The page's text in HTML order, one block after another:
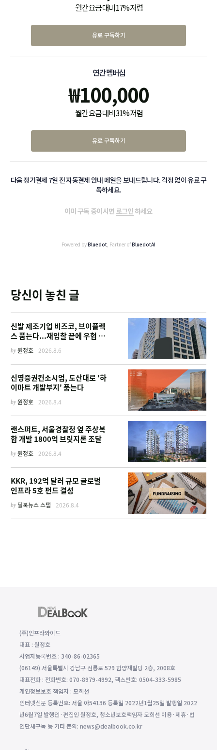
월간 요금 대비 17% 저렴
유료 구독하기
연간 멤버십
₩100,000
월간 요금 대비 31% 저렴
유료 구독하기
다음 정기결제 7일 전 자동결제 안내 메일을 보내드립니다. 걱정 없이 유료 구
독하세요.
이미 구독 중이시면 로그인하세요
Powered byBluedot, Partner ofBluedotAI
당신이 놓친 글
신발 제조기업 비즈코, 브이플렉
스 품는다...재입찰 끝에 우협 선
by원정호 2026.8.6
신영증권컨소시엄, 도산대로 '하
이마트 개발부지' 품는다
by원정호 2026.8.4
랜스퍼트, 서울경찰청 옆 주상복
합 개발 1800억 브릿지론 조달
by원정호 2026.8.4
KKR, 192억 달러 규모 글로벌
인프라 5호 펀드 결성
by 딜북뉴스 스탭 2026.8.4
(주)인프라와이드
대표 : 원정호
사업자등록번호 : 340-86-02365
(06149) 서울특별시 강남구 선릉로 529 함양재빌딩 2층, 2008호
대표전화 : 전화번호: 070-8979-4992, 팩스번호: 0504-333-5985
개인정보보호 책임자 : 모희선
인터넷신문 등록번호: 서울 아54136 등록일 2022년1월25일 발행일 2022
년6월7일 발행인·편집인 원정호, 청소년보호책임자 모희선 이용·제휴·법
인단체구독 등 기타 문의: news@dealbook.co.kr